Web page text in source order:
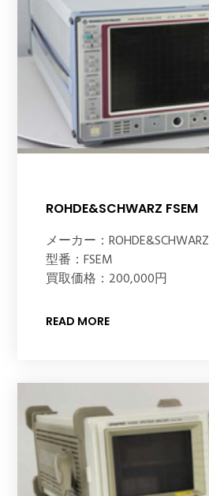
ROHDE&SCHWARZ FSEM
メーカー：ROHDE&SCHWARZ
型番：FSEM
買取価格：200,000円
READ MORE